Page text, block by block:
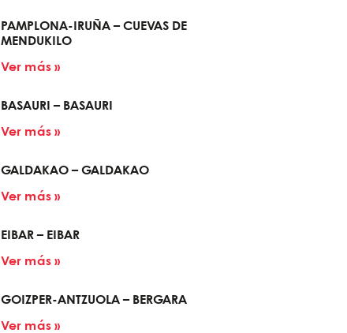
PAMPLONA-IRUÑA – CUEVAS DE
MENDUKILO
Ver más »
BASAURI – BASAURI
Ver más »
GALDAKAO – GALDAKAO
Ver más »
EIBAR – EIBAR
Ver más »
GOIZPER-ANTZUOLA – BERGARA
Ver más »